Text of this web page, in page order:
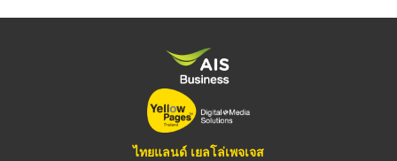
ไทยแลนด์ เยลโล่เพจเจส